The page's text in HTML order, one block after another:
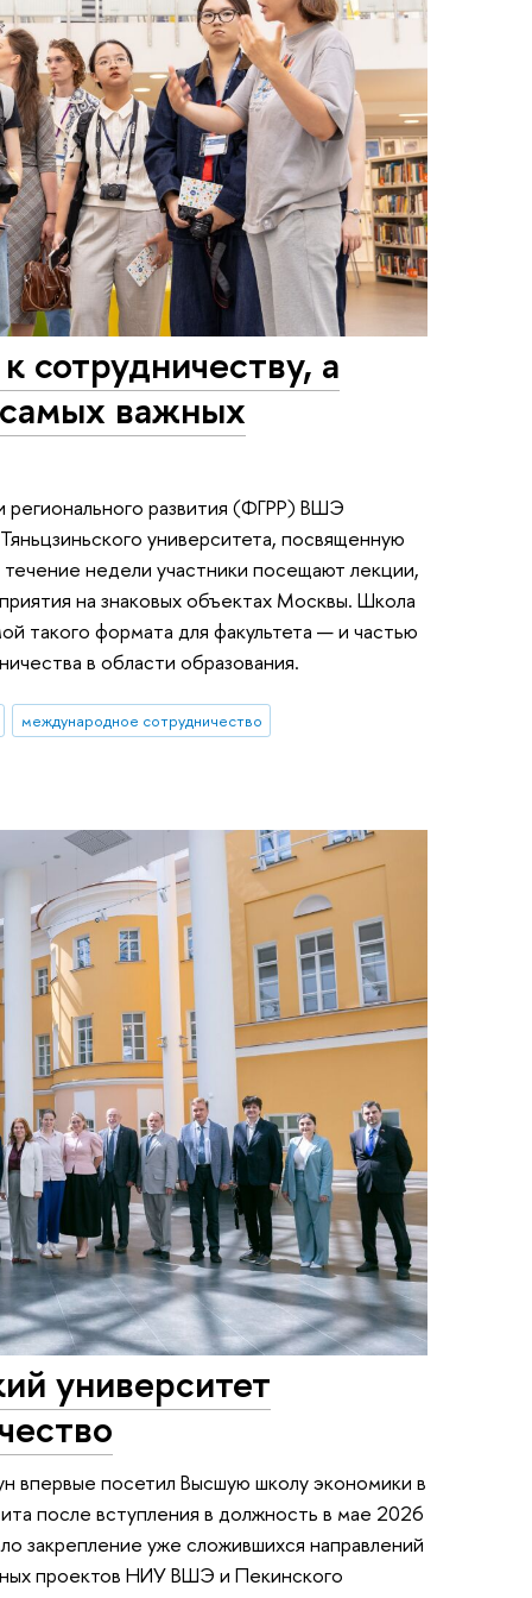
сотрудничеству, а
важных
регионального развития (ФГРР) ВШЭ
университета, посвященную
недели участники посещают лекции,
на знаковых объектах Москвы. Школа
такого формата для факультета — и частью
в области образования.
международное сотрудничество
университет
впервые посетил Высшую школу экономики в
после вступления в должность в мае 2026
закрепление уже сложившихся направлений
проектов НИУ ВШЭ и Пекинского